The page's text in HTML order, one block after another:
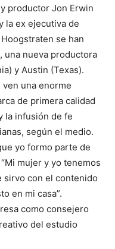
productor Jon Erwin
la ex ejecutiva de
se han
una nueva productora
y Austin (Texas).
una enorme
de primera calidad
la infusión de fe
según el medio.
yo formo parte de
mujer y yo tenemos
sirvo con el contenido
en mi casa”.
como consejero
del estudio